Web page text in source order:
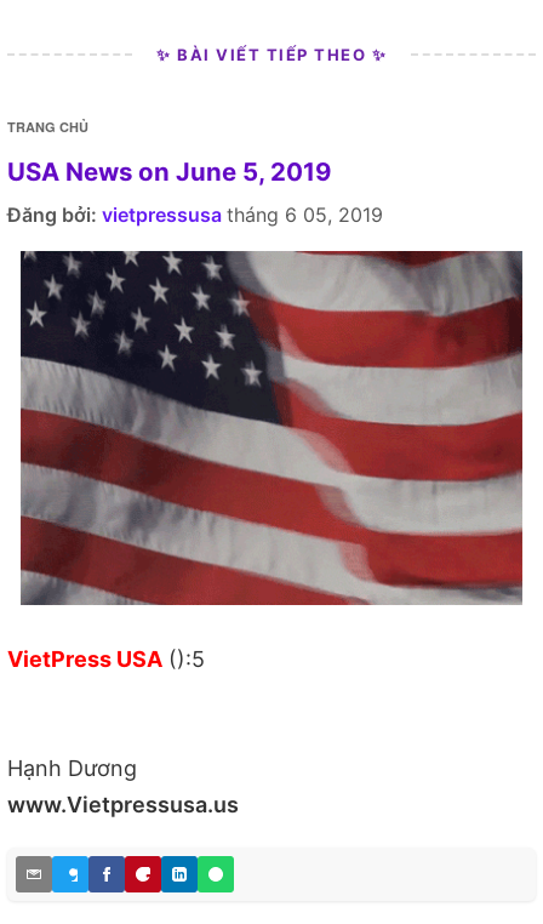
✨ BÀI VIẾT TIẾP THEO ✨
TRANG CHỦ
USA News on June 5, 2019
Đăng bởi: vietpressusa tháng 6 05, 2019
VietPress USA ():5
Hạnh Dương
www.Vietpressusa.us